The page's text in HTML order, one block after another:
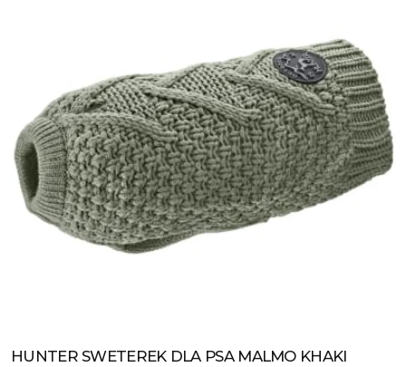
Zobacz produkt
HUNTER SWETEREK DLA PSA MALMO KHAKI